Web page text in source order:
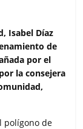
Isabel Díaz
de
por el
la consejera
polígono de